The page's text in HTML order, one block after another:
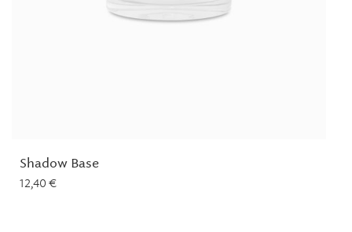
Shadow Base
12,40 €